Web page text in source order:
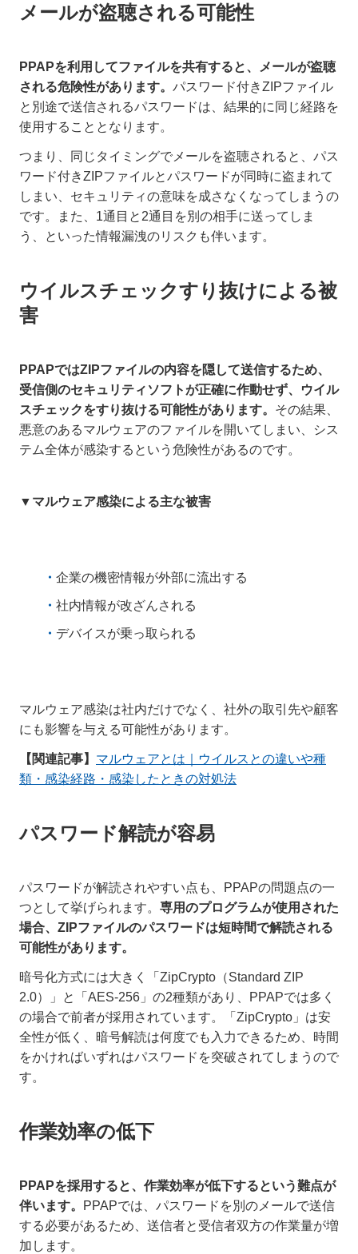
メールが盗聴される可能性
PPAPを利用してファイルを共有すると、メールが盗聴
される危険性があります。 パスワード付きZIPファイル
と別途で送信されるパスワードは、結果的に同じ経路を
使用することとなります。
つまり、同じタイミングでメールを盗聴されると、パス
ワード付きZIPファイルとパスワードが同時に盗まれて
しまい、セキュリティの意味を成さなくなってしまうの
です。また、1通目と2通目を別の相手に送ってしま
う、といった情報漏洩のリスクも伴います。
ウイルスチェックすり抜けによる被
害
PPAPではZIPファイルの内容を隠して送信するため、
受信側のセキュリティソフトが正確に作動せず、ウイル
スチェックをすり抜ける可能性があります。 その結果、
悪意のあるマルウェアのファイルを開いてしまい、シス
テム全体が感染するという危険性があるのです。
▼マルウェア感染による主な被害
企業の機密情報が外部に流出する
社内情報が改ざんされる
デバイスが乗っ取られる
マルウェア感染は社内だけでなく、社外の取引先や顧客
にも影響を与える可能性があります。
【関連記事】 マルウェアとは｜ウイルスとの違いや種
類・感染経路・感染したときの対処法
パスワード解読が容易
パスワードが解読されやすい点も、PPAPの問題点の一
つとして挙げられます。 専用のプログラムが使用された
場合、ZIPファイルのパスワードは短時間で解読される
可能性があります。
暗号化方式には大きく「ZipCrypto（Standard ZIP
2.0）」と「AES-256」の2種類があり、PPAPでは多く
の場合で前者が採用されています。「ZipCrypto」は安
全性が低く、暗号解読は何度でも入力できるため、時間
をかければいずれはパスワードを突破されてしまうので
す。
作業効率の低下
PPAPを採用すると、作業効率が低下するという難点が
伴います。
PPAPでは、パスワードを別のメールで送信
する必要があるため、送信者と受信者双方の作業量が増
加します。